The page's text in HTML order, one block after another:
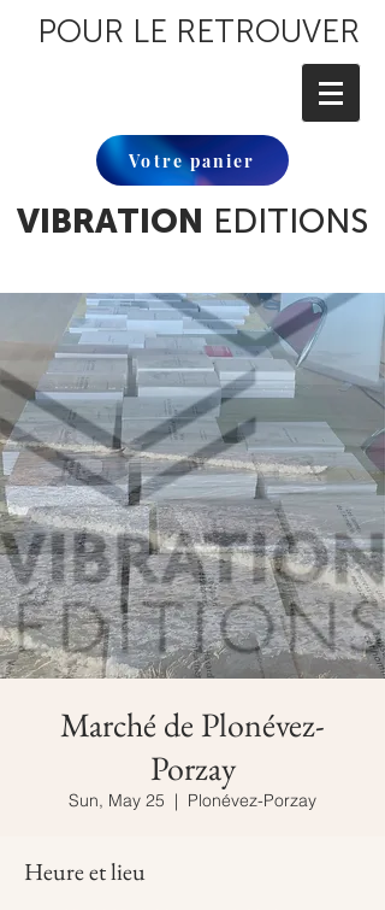
POUR LE RETROUVER
Votre panier
VIBRATION EDITIONS
Marché de Plonévez-
Porzay
Sun, May 25
  |
Plonévez-Porzay
Heure et lieu